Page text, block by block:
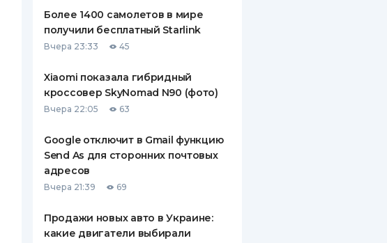
Более 1400 самолетов в мире
получили бесплатный Starlink
Вчера 23:33 45
Xiaomi показала гибридный
кроссовер SkyNomad N90 (фото)
Вчера 22:05 63
Google отключит в Gmail функцию
Send As для сторонних почтовых
адресов
Вчера 21:39 69
Продажи новых авто в Украине:
какие двигатели выбирали